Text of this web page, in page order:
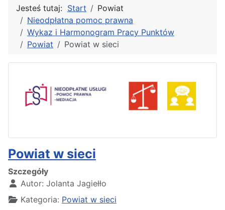
Jesteś tutaj: Start
Powiat
Nieodpłatna pomoc prawna
Wykaz i Harmonogram Pracy Punktów
Powiat
Powiat w sieci
Powiat w sieci
Szczegóły
Autor: Jolanta Jagiełło
Kategoria: Powiat w sieci